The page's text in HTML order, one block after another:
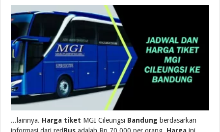
...lainnya. Harga tiket MGI Cileungsi Bandung berdasarkan
informasi dari redBus adalah Rp 70.000 per orang. Harga ini